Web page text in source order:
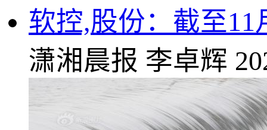
软控,股份：截至11
潇湘晨报 李卓辉